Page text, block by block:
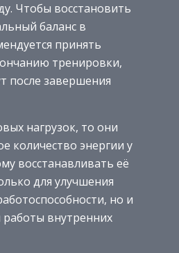
Чтобы восстановить
баланс в
принять
тренировки,
после завершения
нагрузок, то они
количество энергии у
восстанавливать её
для улучшения
но и
внутренних